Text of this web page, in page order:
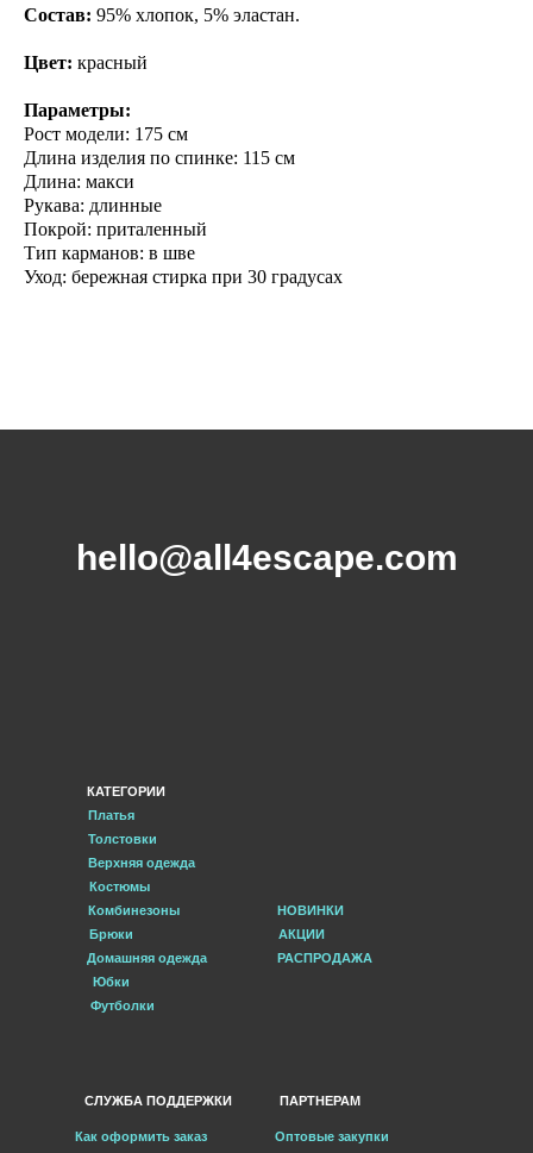
Состав: 95% хлопок, 5% эластан.
Цвет: красный
Параметры:
Рост модели: 175 см
Длина изделия по спинке: 115 cм
Длина: макси
Рукава: длинные
Покрой: приталенный
Тип карманов: в шве
Уход: бережная стирка при 30 градусах
hello@all4escape.com
Как оформить заказ Оптовые закупки
КАТЕГОРИИ
Толстовки
Платья
Костюмы
Комбинезоны
Брюки
Юбки
Верхняя одежда
СЛУЖБА ПОДДЕРЖКИ ПАРТНЕРАМ
НОВИНКИ
РАСПРОДАЖА
АКЦИИ
Футболки
Домашняя одежда